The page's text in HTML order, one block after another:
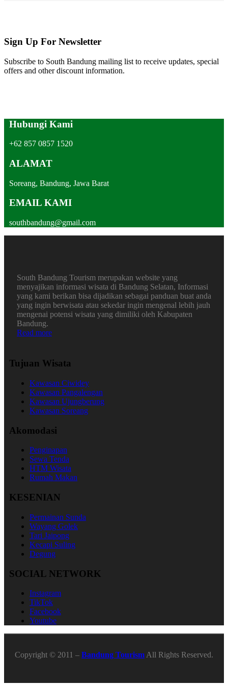
Sign Up For Newsletter
Subscribe to South Bandung mailing list to receive updates, special
offers and other discount information.
Hubungi Kami
+62 857 0857 1520
ALAMAT
Soreang, Bandung, Jawa Barat
EMAIL KAMI
southbandung@gmail.com
South Bandung Tourism merupakan website yang
menyajikan informasi wisata di Bandung Selatan, Informasi
yang kami berikan bisa dijadikan sebagai panduan buat anda
yang ingin berwisata atau sekedar ingin mengenal lebih jauh
mengenai potensi wisata yang dimiliki oleh Kabupaten
Bandung.
Read more
Tujuan Wisata
Kawasan Ciwidey
Kawasan Pangalengan
Kawasan Ujungberung
Kawasan Soreang
Akomodasi
Penginapan
Sewa Tenda
HTM Wisata
Rumah Makan
KESENIAN
Permainan Sunda
Wayang Golek
Tari Jaipong
Kecapi Suling
Degung
SOCIAL NETWORK
Instagram
TikTok
Facebook
Youtube
Copyright © 2011 – Bandung Tourism All Rights Reserved.